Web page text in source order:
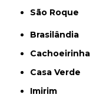
São Roque
Brasilândia
Cachoeirinha
Casa Verde
Imirim